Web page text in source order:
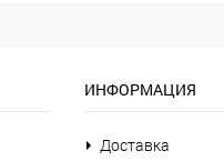
ИНФОРМАЦИЯ
Доставка